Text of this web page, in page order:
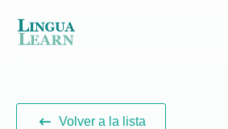
Volver a la lista